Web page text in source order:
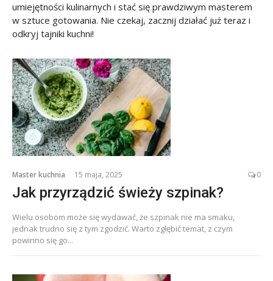
umiejętności kulinarnych i stać się prawdziwym masterem
w sztuce gotowania. Nie czekaj, zacznij działać już teraz i
odkryj tajniki kuchni!
Master kuchnia 15 maja, 2025 0
Jak przyrządzić świeży szpinak?
Wielu osobom może się wydawać, że szpinak nie ma smaku,
jednak trudno się z tym zgodzić. Warto zgłębić temat, z czym
powinno się go...